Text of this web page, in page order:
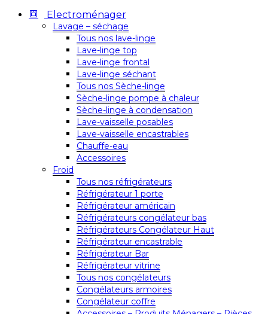
Electroménager
Lavage – séchage
Tous nos lave-linge
Lave-linge top
Lave-linge frontal
Lave-linge séchant
Tous nos Sèche-linge
Sèche-linge pompe à chaleur
Sèche-linge à condensation
Lave-vaisselle posables
Lave-vaisselle encastrables
Chauffe-eau
Accessoires
Froid
Tous nos réfrigérateurs
Réfrigérateur 1 porte
Réfrigérateur américain
Réfrigérateurs congélateur bas
Réfrigérateurs Congélateur Haut
Réfrigérateur encastrable
Réfrigérateur Bar
Réfrigérateur vitrine
Tous nos congélateurs
Congélateurs armoires
Congélateur coffre